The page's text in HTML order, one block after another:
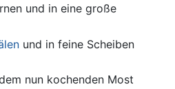
und in eine große
und in feine Scheiben
nun kochenden Most